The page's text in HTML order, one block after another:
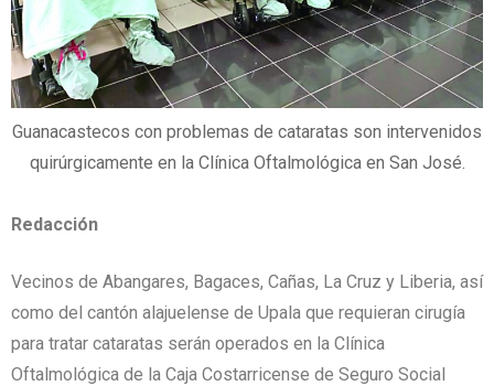
Guanacastecos con problemas de cataratas son intervenidos
quirúrgicamente en la Clínica Oftalmológica en San José.
Redacción
Vecinos de Abangares, Bagaces, Cañas, La Cruz y Liberia, así
como del cantón alajuelense de Upala que requieran cirugía
para tratar cataratas serán operados en la Clínica
Oftalmológica de la Caja Costarricense de Seguro Social